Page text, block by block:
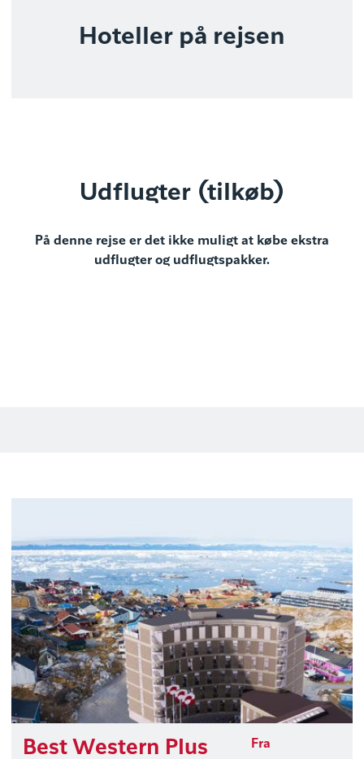
Hoteller på rejsen
Udflugter (tilkøb)
På denne rejse er det ikke muligt at købe ekstra
udflugter og udflugtspakker.
Best Western Plus Fra